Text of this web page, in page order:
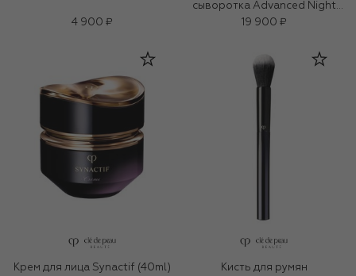
4 900 ₽
сыворотка Advanced Night
Repair (75ml)
19 900 ₽
Крем для лица Synactif (40ml) Кисть для румян